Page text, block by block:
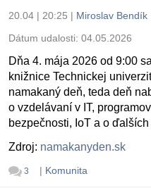
20.04 | 20:25 | Miroslav Bendík
Dátum udalosti: 04.05.2026
Dňa 4. mája 2026 od 9:00
knižnice Technickej
namakaný deň, teda deň
o vzdelávaní v IT,
bezpečnosti, IoT a o ďalších
Zdroj: namakanyden.sk
3 | Komunita